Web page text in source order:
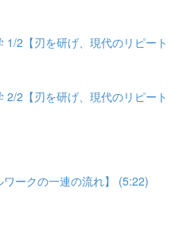
1/2【刃を研げ、現代のリピート
2/2【刃を研げ、現代のリピート
ークの一連の流れ】 (5:22)